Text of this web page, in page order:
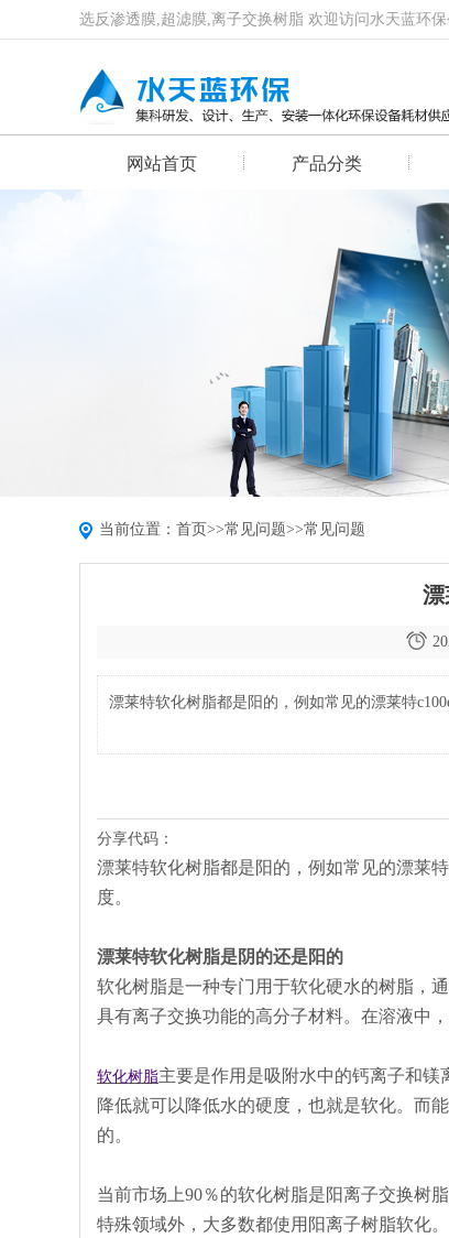
选反渗透膜,超滤膜,离子交换树脂 欢迎访问水天蓝环
网站首页 产品分类
当前位置： 首页>>常见问题>>常见问题
漂
漂莱特软化树脂都是阳的，例如常见的漂莱特
分享代码：
漂莱特软化树脂都是阳的，例如常见的漂莱
度。
漂莱特软化树脂是阴的还是阳的
软化树脂是一种专门用于软化硬水的树脂，
具有离子交换功能的高分子材料。在溶液中
软化树脂主要是作用是吸附水中的钙离子和
降低就可以降低水的硬度，也就是软化。而
的。
当前市场上90％的软化树脂是阳离子交换树
特殊领域外，大多数都使用阳离子树脂软化。